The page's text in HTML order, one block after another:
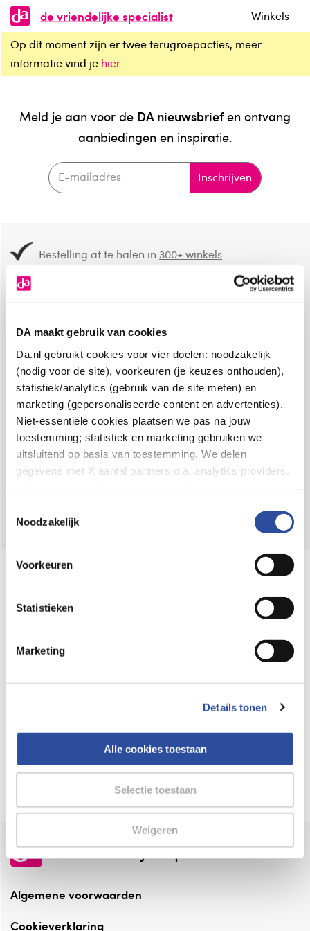
DA maakt gebruik van cookies
Da.nl gebruikt cookies voor vier doelen: noodzakelijk
(nodig voor de site), voorkeuren (je keuzes onthouden),
statistiek/analytics (gebruik van de site meten) en
marketing (gepersonaliseerde content en advertenties).
Niet-essentiële cookies plaatsen we pas na jouw
toestemming; statistiek en marketing gebruiken we
uitsluitend op basis van toestemming. We delen
gegevens met X aantal partners o.a. analytics providers,
en de bewaartermijnen per categorie. Je kunt je keuze op
gegevensverwerking staat in de
Privacyverklaring
Noodzakelijk
Voorkeuren
Statistieken
Marketing
Details tonen
Alle cookies toestaan
Selectie toestaan
Weigeren
de vriendelijke specialist
Winkels
Op dit moment zijn er twee terugroepacties, meer
informatie vind je hier
Meld je aan voor de DA nieuwsbriefen ontvang
aanbiedingen en inspiratie.
Inschrijven
Bestelling af te halen in300+ winkels
8.6 uit4.106 reviews
Over DA
Klantenservice
Assortiment
VolgDAop:
Online aanbieder medicijnen
webshop mag verkopen.
⁠Verantwoorde zorg, ⁠ook online.
Altijd onze folder bij de hand
Check onze folders ⁠bij AlleFolders.
de vriendelijke specialist
Algemene voorwaarden
Cookieverklaring